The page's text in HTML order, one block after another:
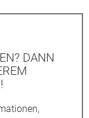
DANN